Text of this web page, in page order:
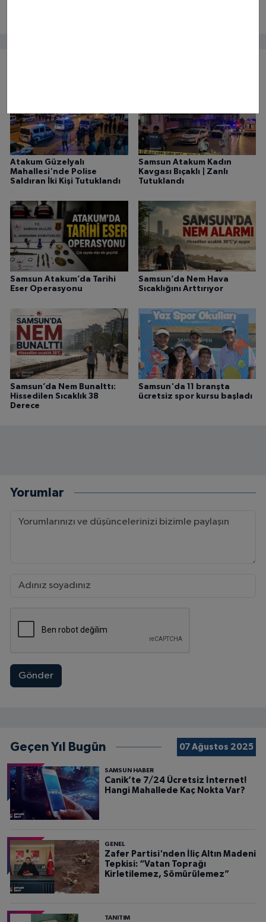
Atakum Güzelyalı
Mahallesi'nde Polise
Saldıran İki Kişi Tutuklandı
Samsun Atakum Kadın
Kavgası Bıçaklı | Zanlı
Tutuklandı
Samsun Atakum’da Tarihi
Eser Operasyonu
Samsun’da Nem Hava
Sıcaklığını Arttırıyor
Samsun’da Nem Bunalttı:
Hissedilen Sıcaklık 38
Derece
Samsun'da 11 branşta
ücretsiz spor kursu başladı
Yorumlar
Gönder
Geçen Yıl Bugün 07 Ağustos 2025
SAMSUN HABER
Canik’te 7/24 Ücretsiz İnternet!
Hangi Mahallede Kaç Nokta Var?
GENEL
Zafer Partisi'nden İliç Altın Madeni
Tepkisi: “Vatan Toprağı
Kirletilemez, Sömürülemez”
TANITIM